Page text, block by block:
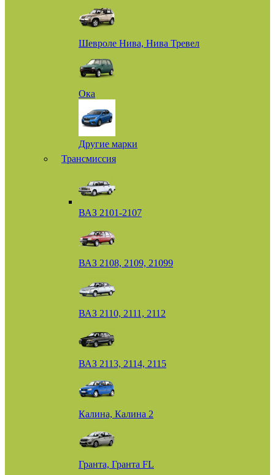
Шевроле Нива, Нива Тревел
Ока
Другие марки
Трансмиссия
ВАЗ 2101-2107
ВАЗ 2108, 2109, 21099
ВАЗ 2110, 2111, 2112
ВАЗ 2113, 2114, 2115
Калина, Калина 2
Гранта, Гранта FL